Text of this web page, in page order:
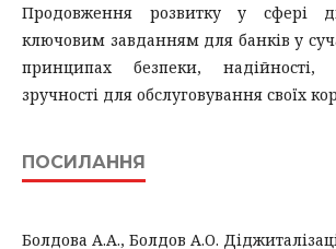
Продовження розвитку у сфері
ключовим завданням для банків у
принципах безпеки, надійності,
зручності для обслуговування своїх
ПОСИЛАННЯ
Болдова А.А., Болдов А.О.